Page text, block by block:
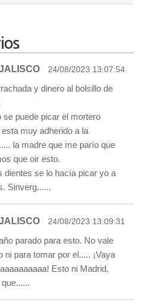
24/08/2023 13:07:54
y dinero al bolsillo de
se puede picar el mortero
esta muy adherido a la
la madre que me parío que
que oir esto.
dientes se lo hacía picar yo a
Sinverg......
24/08/2023 13:09:31
parado para esto. No vale
ni para tomar por el..... ¡Vaya
Esto ni Madrid,